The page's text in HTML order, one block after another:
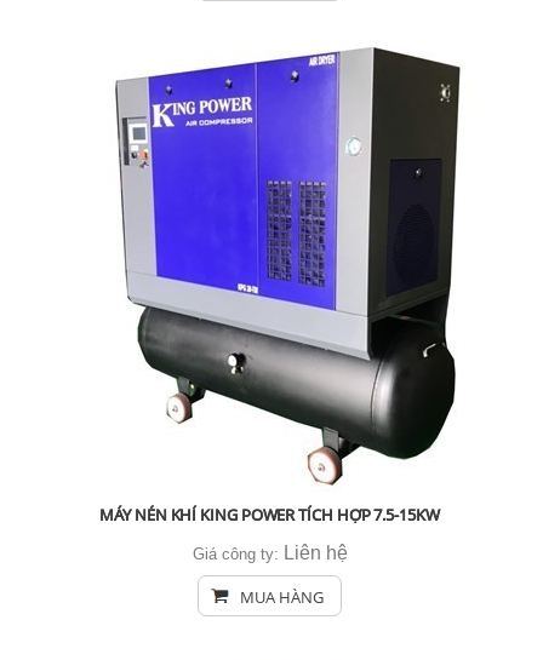
MÁY NÉN KHÍ KING POWER TÍCH HỢP 7.5-15KW
Giá công ty: Liên hệ
MUA HÀNG